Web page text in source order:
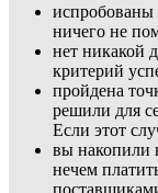
испробованы
ничего не
нет никакой
критерий
пройдена
решили для
Если этот
вы накопили
нечем